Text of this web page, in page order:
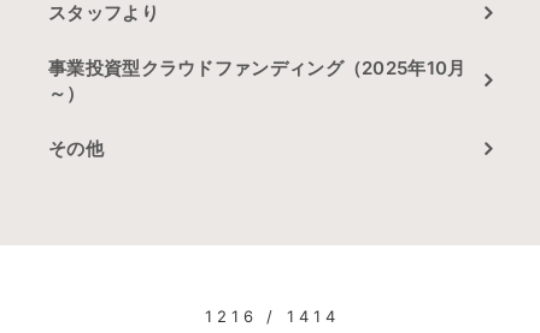
スタッフより
事業投資型クラウドファンディング（2025年10月
～）
その他
1216 / 1414